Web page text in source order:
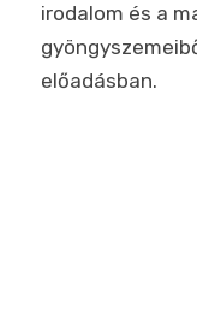
irodalom és a
előadásban.